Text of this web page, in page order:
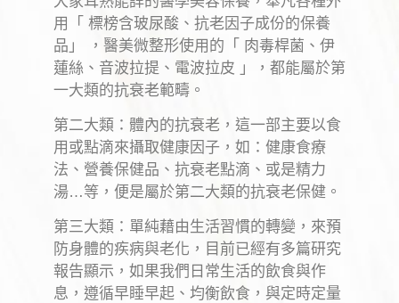
用「 標榜含玻尿酸、抗老因子成份的保養
品」 ，醫美微整形使用的「 肉毒桿菌、伊
蓮絲、音波拉提、電波拉皮 」，都能屬於第
一大類的抗衰老範疇。
第二大類：體內的抗衰老，這一部主要以食
用或點滴來攝取健康因子，如：健康食療
法、營養保健品、抗衰老點滴、或是精力
湯…等，便是屬於第二大類的抗衰老保健。
第三大類：單純藉由生活習慣的轉變，來預
防身體的疾病與老化，目前已經有多篇研究
報告顯示，如果我們日常生活的飲食與作
息，遵循早睡早起、均衡飲食，與定時定量